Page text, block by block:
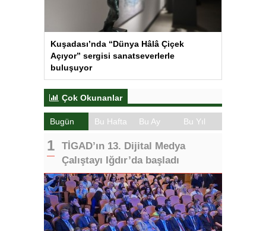
Kuşadası’nda “Dünya Hâlâ Çiçek
Açıyor” sergisi sanatseverlerle
buluşuyor
Çok Okunanlar
Bugün Bu Hafta Bu Ay Bu Yıl
TİGAD’ın 13. Dijital Medya
Çalıştayı Iğdır’da başladı